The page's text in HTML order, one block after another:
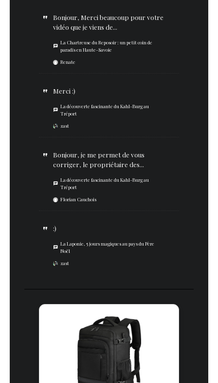
Bonjour, Merci beaucoup pour votre
vidéo que je viens de...
La Chartreuse du Reposoir : un petit coin de
paradis en Haute-Savoie
Renate
Merci :)
La découverte fascinante du Kahl-Burg au
Tréport
zast
Bonjour, je me permet de vous
corriger, le propriétaire des...
La découverte fascinante du Kahl-Burg au
Tréport
Florian Cauchois
:)
La Laponie, 5 jours magiques au pays du Père
Noël
zast